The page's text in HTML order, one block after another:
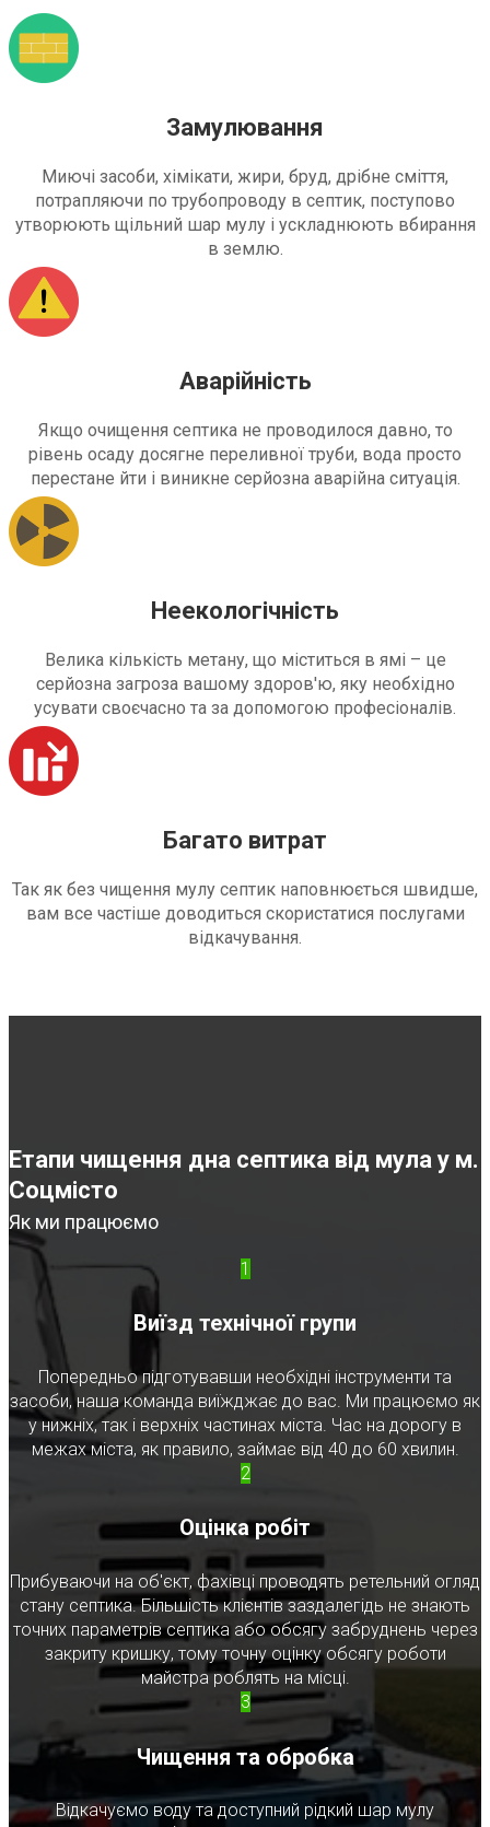
Замулювання
Миючі засоби, хімікати, жири, бруд, дрібне сміття,
потрапляючи по трубопроводу в септик, поступово
утворюють щільний шар мулу і ускладнюють вбирання
в землю.
Аварійність
Якщо очищення септика не проводилося давно, то
рівень осаду досягне переливної труби, вода просто
перестане йти і виникне серйозна аварійна ситуація.
Неекологічність
Велика кількість метану, що міститься в ямі – це
серйозна загроза вашому здоров'ю, яку необхідно
усувати своєчасно та за допомогою професіоналів.
Багато витрат
Так як без чищення мулу септик наповнюється швидше,
вам все частіше доводиться скористатися послугами
відкачування.
Етапи чищення дна септика від мула у м.
Соцмісто
Як ми працюємо
1
Виїзд технічної групи
Попередньо підготувавши необхідні інструменти та
засоби, наша команда виїжджає до вас. Ми працюємо як
у нижніх, так і верхніх частинах міста. Час на дорогу в
межах міста, як правило, займає від 40 до 60 хвилин.
2
Оцінка робіт
Прибуваючи на об'єкт, фахівці проводять ретельний огляд
стану септика. Більшість клієнтів заздалегідь не знають
точних параметрів септика або обсягу забруднень через
закриту кришку, тому точну оцінку обсягу роботи
майстра роблять на місці.
3
Чищення та обробка
Відкачуємо воду та доступний рідкий шар мулу